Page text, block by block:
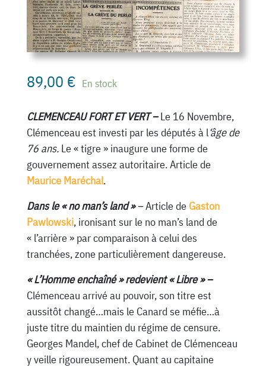
89,00 € En stock
CLEMENCEAU FORT ET VERT –Le 16 Novembre,
Clémenceau est investi par les députés à l‘âge de
76 ans.Le « tigre » inaugure une forme de
gouvernement assez autoritaire. Article de
Maurice Maréchal.
Dans le « no man’s land »–Article de Gaston
Pawlowski, ironisant sur le no man’s land de
« l’arrière » par comparaison à celui des
tranchées, zone particulièrement dangereuse.
« L’Homme enchaîné » redevient « Libre » –
Clémenceau arrivé au pouvoir, son titre est
aussitôt changé…mais le Canard se méfie…à
juste titre du maintien du régime de censure.
Georges Mandel, chef de Cabinet de Clémenceau
y veille rigoureusement. Quant au capitaine